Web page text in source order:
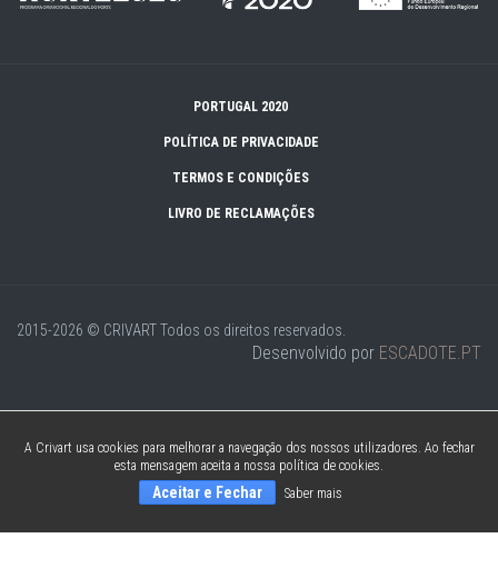
PORTUGAL 2020
POLÍTICA DE PRIVACIDADE
TERMOS E CONDIÇÕES
LIVRO DE RECLAMAÇÕES
2015-2026 © CRIVARTTodos os direitos reservados.
Desenvolvido por ESCADOTE.PT
A Crivart usa cookies para melhorar a navegação dos nossos utilizadores. Ao fechar
esta mensagem aceita a nossa política de cookies.
Aceitar e Fechar Saber mais